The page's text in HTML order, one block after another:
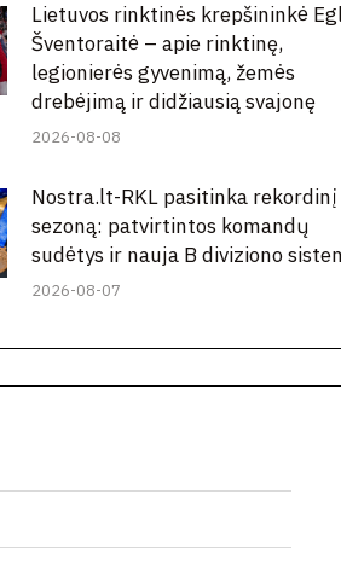
Lietuvos rinktinės krepšininkė
Šventoraitė – apie rinktinę,
legionierės gyvenimą, žemės
drebėjimą ir didžiausią svajonę
2026-08-08
Nostra.lt-RKL pasitinka rekordinį
sezoną: patvirtintos komandų
sudėtys ir nauja B diviziono
2026-08-07